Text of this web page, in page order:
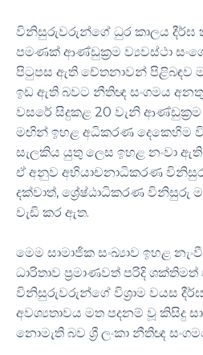
විනිසුරුවරුන්ගේ ධුර කාලය දීර්ඝ
පමණක් ආණ්ඩුක්‍රම ව්‍යවස්ථා
පිටුපස ඇති චේතනාවන් පිළිබඳව
ඉඩ ඇති බවට නීතිඥ සංගමය
වසරේ සිදුකළ 20 වැනි
මඟින් ඉහළ අධිකරණ දෙකෙහිම
සැලකිය යුතු ලෙස ඉහළ නංවා
ඒ අනුව අභියාචනාධිකරණ
දක්වාත්, ශ්‍රේෂ්ඨාධිකරණ විනිසුරු
වැඩි කර ඇත.
මෙම සාමාජික සංඛ්‍යාව ඉහළ
ධාරිතාව ප්‍රමාණවත් පරිදි
විනිසුරුවරුන්ගේ විශ්‍රාම වයස
අවශ්‍යතාවය මත පදනම් වූ කිසිදු
නොමැති බව ශ්‍රී ලංකා නීතිඥ